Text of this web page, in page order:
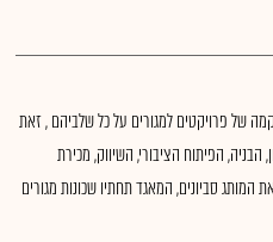
של פרויקטים למגורים על כל שלביהם , זאת
הפיתוח הציבורי, השיווק, מכירת
המותג סביונים, המאגד תחתיו שכונות מגורים